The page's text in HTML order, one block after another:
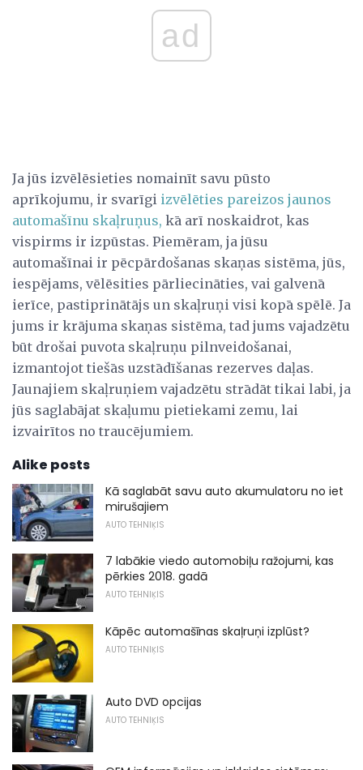
ad
Ja jūs izvēlēsieties nomainīt savu pūsto
aprīkojumu, ir svarīgi izvēlēties pareizos jaunos
automašīnu skaļruņus, kā arī noskaidrot, kas
vispirms ir izpūstas. Piemēram, ja jūsu
automašīnai ir pēcpārdošanas skaņas sistēma, jūs,
iespējams, vēlēsities pārliecināties, vai galvenā
ierīce, pastiprinātājs un skaļruņi visi kopā spēlē. Ja
jums ir krājuma skaņas sistēma, tad jums vajadzētu
būt drošai puvota skaļruņu pilnveidošanai,
izmantojot tiešās uzstādīšanas rezerves daļas.
Jaunajiem skaļruņiem vajadzētu strādāt tikai labi, ja
jūs saglabājat skaļumu pietiekami zemu, lai
izvairītos no traucējumiem.
Alike posts
Kā saglabāt savu auto akumulatoru no iet
mirušajiem
AUTO TEHNIĶIS
7 labākie viedo automobiļu ražojumi, kas
pērkies 2018. gadā
AUTO TEHNIĶIS
Kāpēc automašīnas skaļruņi izplūst?
AUTO TEHNIĶIS
Auto DVD opcijas
AUTO TEHNIĶIS